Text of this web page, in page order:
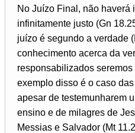
No Juízo Final, não haverá
infinitamente justo (Gn
juízo é segundo a verdade
conhecimento acerca da
responsabilizados
exemplo disso é o caso
apesar de testemunharem
ensino e de milagres de
Messias e Salvador (Mt